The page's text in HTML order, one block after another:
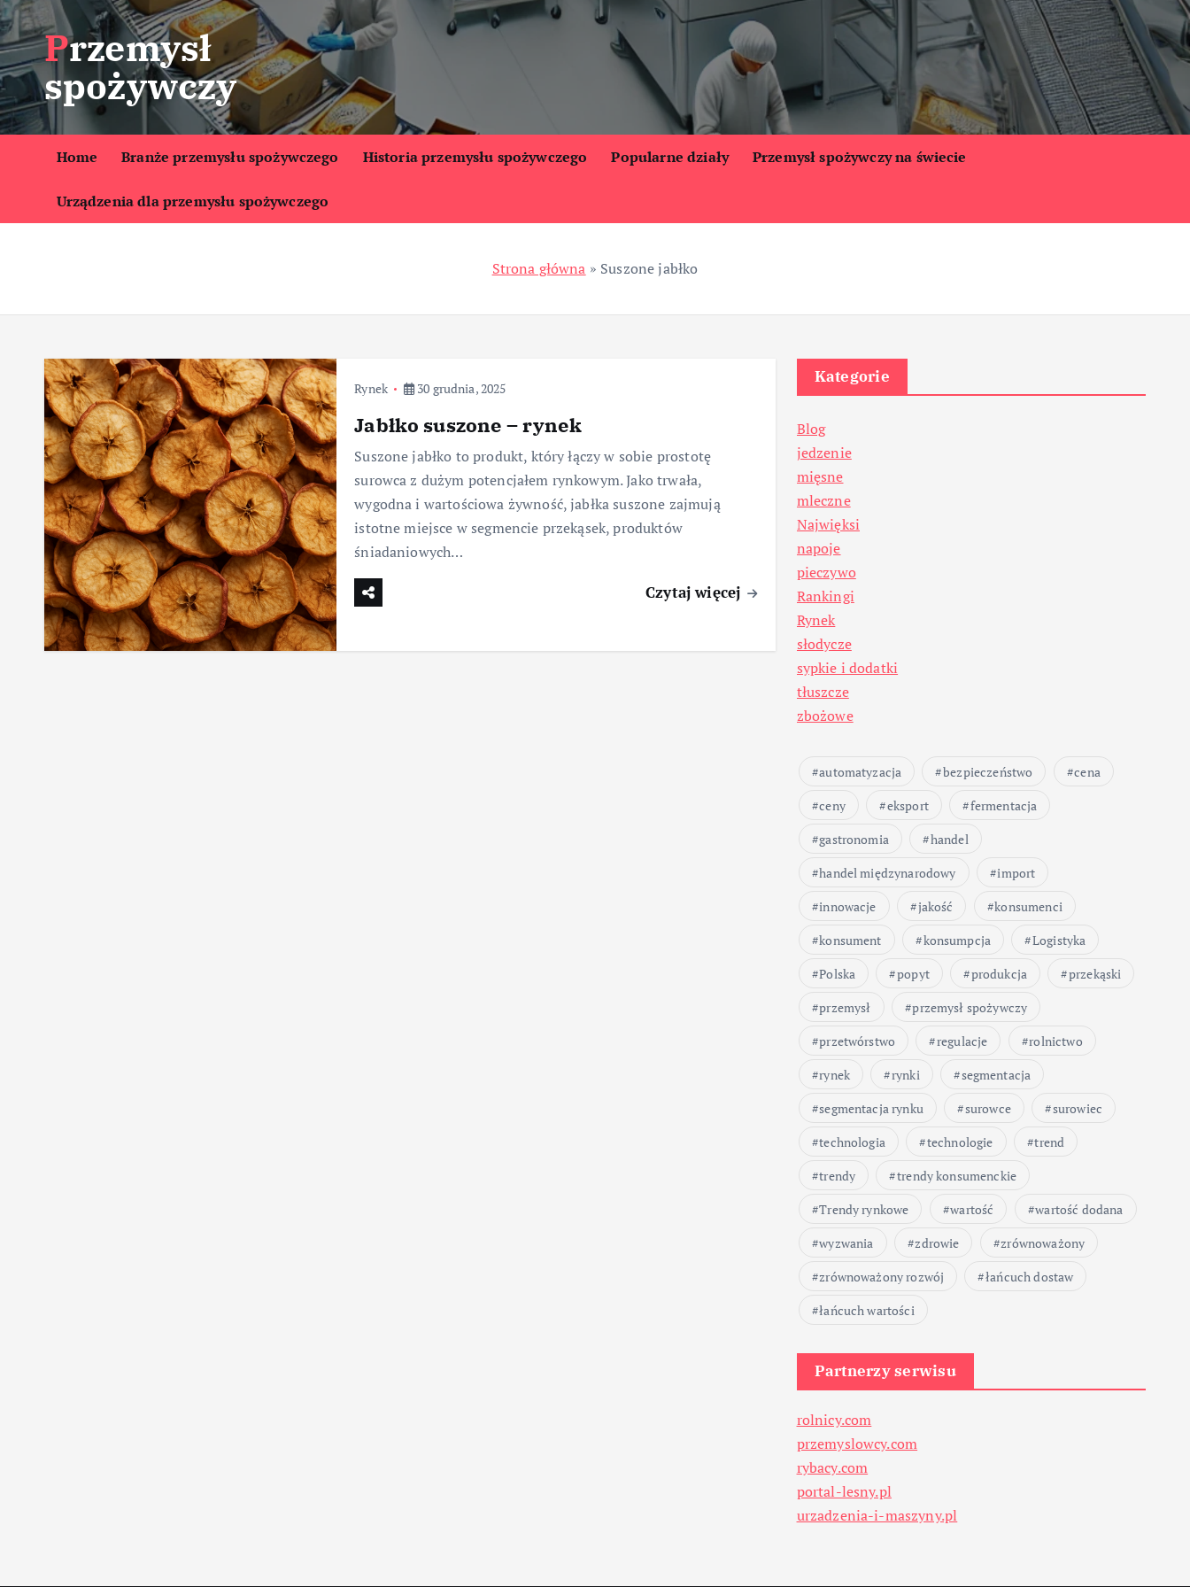
S
k
i
p
t
o
t
Przemysł
spożywczy
Home Branże przemysłu spożywczego Historia przemysłu spożywczego Popularne działy Przemysł spożywczy na świecie
Urządzenia dla przemysłu spożywczego
Strona główna » Suszone jabłko
Rynek 30 grudnia, 2025
Jabłko suszone – rynek
Suszone jabłko to produkt, który łączy w sobie prostotę
surowca z dużym potencjałem rynkowym. Jako trwała,
wygodna i wartościowa żywność, jabłka suszone zajmują
istotne miejsce w segmencie przekąsek, produktów
śniadaniowych…
Czytaj więcej
Kategorie
Blog
jedzenie
mięsne
mleczne
Najwięksi
napoje
pieczywo
Rankingi
Rynek
słodycze
sypkie i dodatki
tłuszcze
zbożowe
automatyzacja bezpieczeństwo
cena
ceny
eksport
fermentacja
gastronomia
handel
handel międzynarodowy
import
innowacje
jakość
konsumenci
konsument
konsumpcja
Logistyka
Polska
popyt produkcja
przekąski
przemysł
przemysł spożywczy
przetwórstwo
regulacje
rolnictwo
rynek
rynki
segmentacja
segmentacja rynku
surowce
surowiec
technologia
technologie
trend
trendy
trendy konsumenckie
Trendy rynkowe
wartość
wartość dodana
wyzwania
zdrowie
zrównoważony
zrównoważony rozwój
łańcuch dostaw
łańcuch wartości
Partnerzy serwisu
rolnicy.com
przemyslowcy.com
rybacy.com
portal-lesny.pl
urzadzenia-i-maszyny.pl